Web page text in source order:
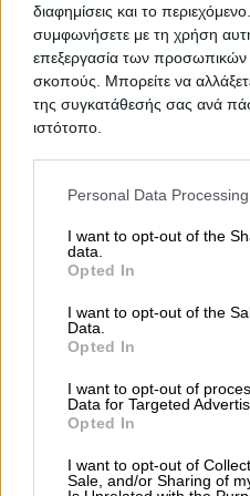
διαφημίσεις και το
συμφωνήσετε με τη χρήση
επεξεργασία των προσωπικών
σκοπούς. Μπορείτε να
της συγκατάθεσής σας ανά
ιστότοπο.
Please note that this website/
and may gather and store
to Google and its third-party
purposes in below Google
Personal Data
I want to opt-out of the
data.
Opted In
I want to opt-out of the
Data.
Opted In
I want to opt-out of
Data for Targeted
Opted In
I want to opt-out of
Sale, and/or Sharing of
Αρχική > Νομός ΔΡΑΜΑΣ >
Γεωργικά Είδη & Προϊόντα
Δημοφιλείς
Μετακομίσεις & Μεταφορές
Ψυχολόγοι Παιδικοί
Συνεργεία Αυτοκινήτων
Υδραυλικοί - Υδραυλικές
Τοπική Αναζήτηση
Περιστέρι Καβάλα
Πειραιάς
περισσότερα >>